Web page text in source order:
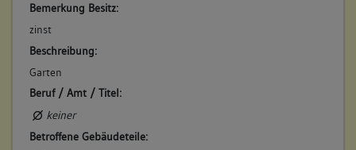
Bemerkung Besitz:
zinst
Beschreibung:
Garten
Beruf / Amt / Titel:
keiner
Betroffene Gebäudeteile: